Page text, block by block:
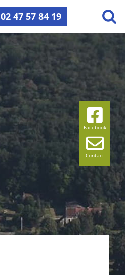
Facebook
Contact
02 47 57 84 19